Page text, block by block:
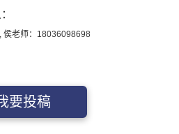
侯老师： 18036098698
要投稿